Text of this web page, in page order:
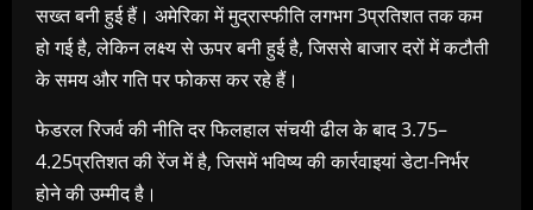
सख्‍त बनी हुई हैं। अमेरिका में मुद्रास्फीति लगभग 3प्रतिशत तक कम
हो गई है, लेकिन लक्ष्य से ऊपर बनी हुई है, जिससे बाजार दरों में कटौती
के समय और गति पर फोकस कर रहे हैं।
फेडरल रिजर्व की नीति दर फिलहाल संचयी ढील के बाद 3.75–
4.25प्रतिशत की रेंज में है, जिसमें भविष्य की कार्रवाइयां डेटा-निर्भर
होने की उम्मीद है।